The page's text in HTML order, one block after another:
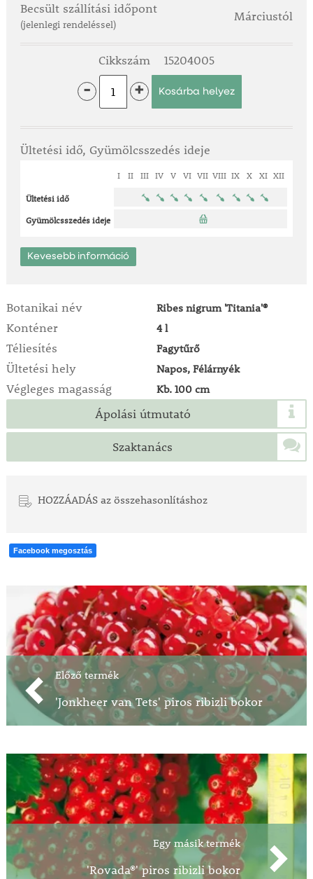
Becsült szállítási időpont
(jelenlegi rendeléssel)
Márciustól
Cikkszám 15204005
- +
Ültetési idő, Gyümölcsszedés ideje
I II III IV V VI VII VIII IX X XI XII
Ültetési idő
Gyümölcsszedés ideje
Kevesebb információ
Botanikai név Ribes nigrum 'Titania'®
Konténer 4 l
Téliesítés Fagytűrő
Ültetési hely Napos, Félárnyék
Végleges magasság Kb. 100 cm
Ápolási útmutató
Szaktanács
HOZZÁADÁS az összehasonlításhoz
Facebook megosztás
Előző termék
'Jonkheer van Tets' piros ribizli bokor
Egy másik termék
'Rovada®' piros ribizli bokor